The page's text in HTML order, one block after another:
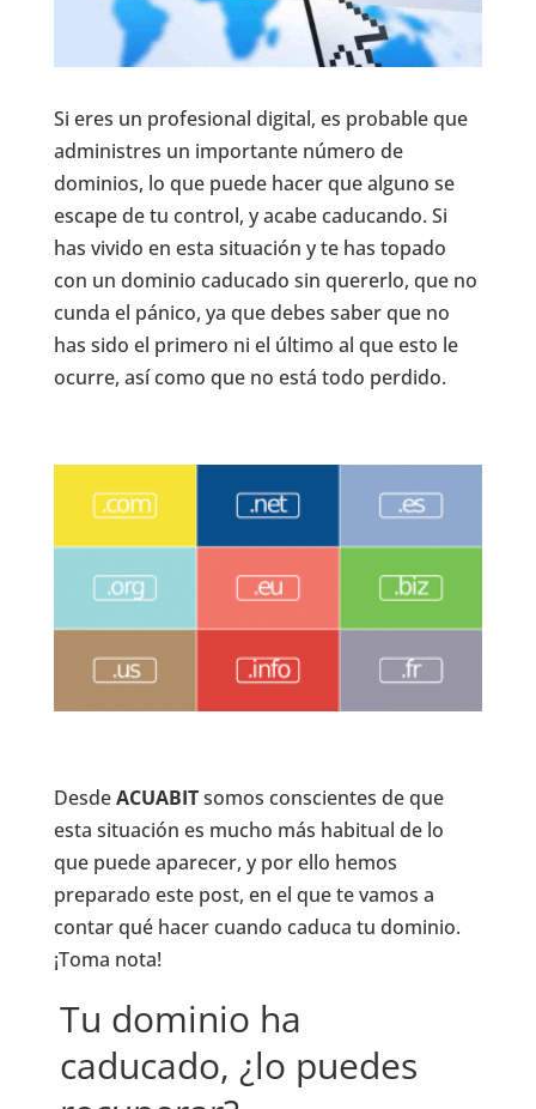
Si eres un profesional digital, es probable que
administres un importante número de
dominios, lo que puede hacer que alguno se
escape de tu control, y acabe caducando. Si
has vivido en esta situación y te has topado
con un dominio caducado sin quererlo, que no
cunda el pánico, ya que debes saber que no
has sido el primero ni el último al que esto le
ocurre, así como que no está todo perdido.
DesdeACUABITsomos conscientes de que
esta situación es mucho más habitual de lo
que puede aparecer, y por ello hemos
preparado este post, en el que te vamos a
contar qué hacer cuando caduca tu dominio.
¡Toma nota!
Tu dominio ha
caducado, ¿lo puedes